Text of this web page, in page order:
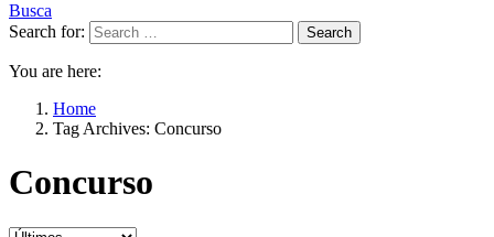
Busca
Search for:
Search
You are here:
Home
Tag Archives: Concurso
Concurso